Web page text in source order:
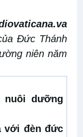
Đức Thánh
niên năm
dưỡng
với đèn đức